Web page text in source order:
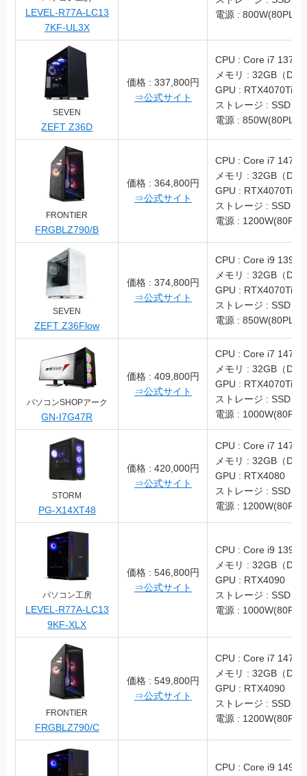
LEVEL-R77A-LC13
7KF-UL3X
電源 :
SEVEN
ZEFT Z36D
価格 : 337,800円
⇒公式サイト
CPU : Core i7
メモリ : 32GB（
GPU : RTX4070Ti
ストレージ : SSD
電源 :
FRONTIER
FRGBLZ790/B
価格 : 364,800円
⇒公式サイト
CPU : Core i7
メモリ : 32GB（
GPU : RTX4070Ti
ストレージ : SSD
電源 :
SEVEN
ZEFT Z36Flow
価格 : 374,800円
⇒公式サイト
CPU : Core i9
メモリ : 32GB（
GPU : RTX4070Ti
ストレージ : SSD
電源 :
パソコンSHOPアーク
GN-I7G47R
価格 : 409,800円
⇒公式サイト
CPU : Core i7
メモリ : 32GB（
GPU : RTX4070Ti
ストレージ : SSD
電源 :
STORM
PG-X14XT48
価格 : 420,000円
⇒公式サイト
CPU : Core i7
メモリ : 32GB（
GPU : RTX4080
ストレージ : SSD
電源 :
パソコン工房
LEVEL-R77A-LC13
9KF-XLX
価格 : 546,800円
⇒公式サイト
CPU : Core i9
メモリ : 32GB（
GPU : RTX4090
ストレージ : SSD
電源 :
FRONTIER
FRGBLZ790/C
価格 : 549,800円
⇒公式サイト
CPU : Core i7
メモリ : 32GB（
GPU : RTX4090
ストレージ : SSD
電源 :
CPU : Core i9